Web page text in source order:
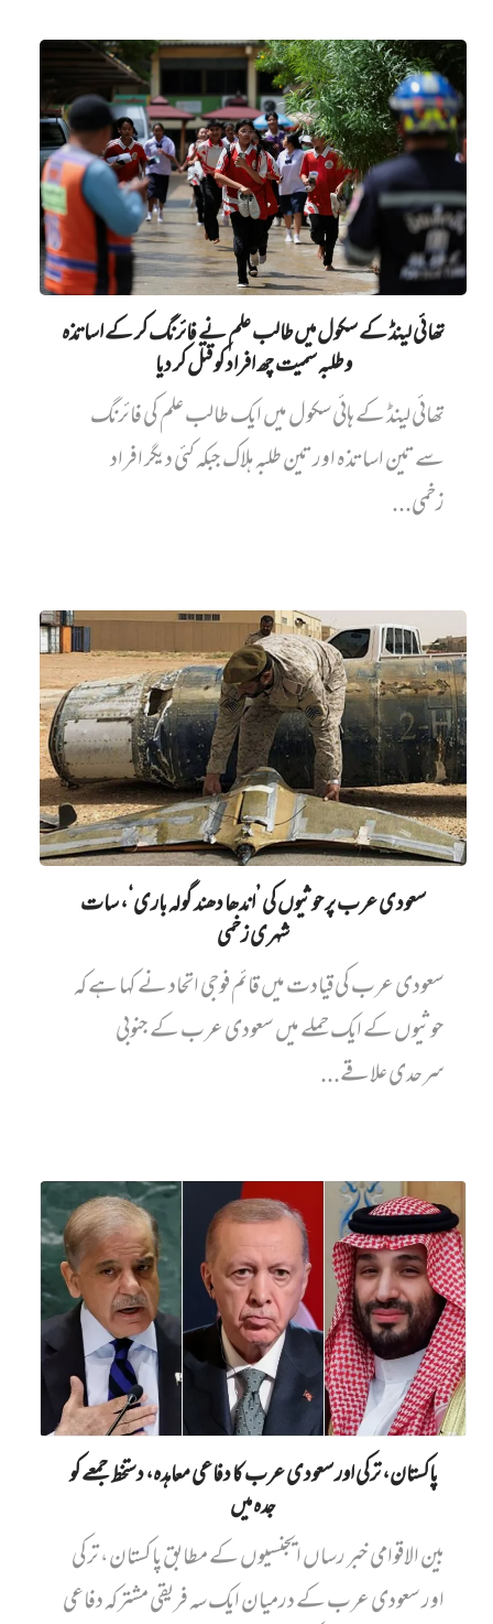
تھائی لینڈ کے سکول میں طالب علم نے فائرنگ کر کے اساتذہ
و طلبہ سمیت چھ افراد کو قتل کر دیا
تھائی لینڈ کے ہائی سکول میں ایک طالب علم کی فائرنگ
سے تین اساتذہ اور تین طلبہ ہلاک جبکہ کئی دیگر افراد
زخمی...
سعودی عرب پر حوثیوں کی ’اندھا دھند گولہ باری‘، سات
شہری زخمی
سعودی عرب کی قیادت میں قائم فوجی اتحاد نے کہا ہے کہ
حوثیوں کے ایک حملے میں سعودی عرب کے جنوبی
سرحدی علاقے...
پاکستان، ترکی اور سعودی عرب کا دفاعی معاہدہ، دستخط جمعے کو
جدہ میں
بین الاقوامی خبر رساں ایجنسیوں کے مطابق پاکستان، ترکی
اور سعودی عرب کے درمیان ایک سہ فریقی مشترکہ دفاعی